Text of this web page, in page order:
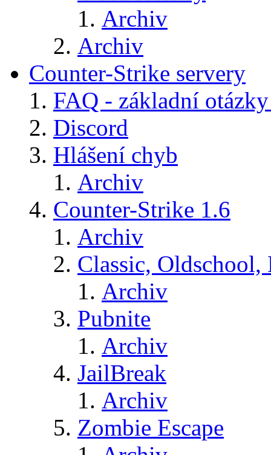
Archiv
Archiv
Counter-Strike servery
FAQ - základní
Discord
Hlášení chyb
Archiv
Counter-Strike 1.6
Archiv
Classic,
Archiv
Pubnite
Archiv
JailBreak
Archiv
Zombie Escape